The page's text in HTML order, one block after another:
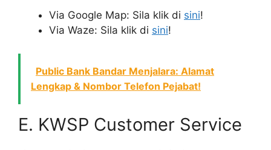
Via Google Map: Sila klik di sini!
Via Waze: Sila klik di sini!
Public Bank Bandar Menjalara: Alamat
Lengkap & Nombor Telefon Pejabat!
E. KWSP Customer Service